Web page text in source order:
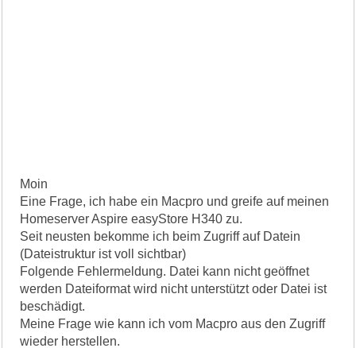
Moin
Eine Frage, ich habe ein Macpro und greife auf meinen
Homeserver Aspire easyStore H340 zu.
Seit neusten bekomme ich beim Zugriff auf Datein
(Dateistruktur ist voll sichtbar)
Folgende Fehlermeldung. Datei kann nicht geöffnet
werden Dateiformat wird nicht unterstützt oder Datei ist
beschädigt.
Meine Frage wie kann ich vom Macpro aus den Zugriff
wieder herstellen.